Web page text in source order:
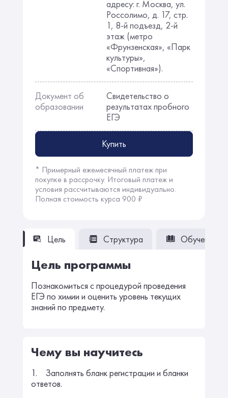
Цель Структура Обучение
Цель программы
Познакомиться с процедурой проведения
ЕГЭ по химии и оценить уровень текущих
знаний по предмету.
Чему вы научитесь
1. Заполнять бланк регистрации и бланки
ответов.
адресу: г. Москва, ул.
Россолимо, д. 17, стр.
1, 8-й подъезд, 2-й
этаж (метро
«Фрунзенская», «Парк
культуры»,
«Спортивная»).
Документ об
образовании
Свидетельство о
результатах пробного
ЕГЭ
Купить
* Примерный ежемесячный платеж при
покупке в рассрочку. Итоговый платеж и
условия рассчитываются индивидуально.
Полная стоимость курса 900 ₽